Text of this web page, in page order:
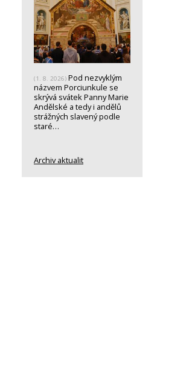
(1. 8. 2026) Pod nezvyklým
názvem Porciunkule se
skrývá svátek Panny Marie
Andělské a tedy i andělů
strážných slavený podle
staré…
Archiv aktualit